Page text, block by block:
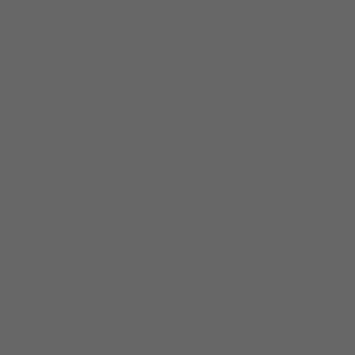
je na nasze zlecenie,
oparciu o stosowną podstawę
zbierane są przez naszych
podstawie prawnej.
do Twoich zainteresowań,
umów o ich świadczenie